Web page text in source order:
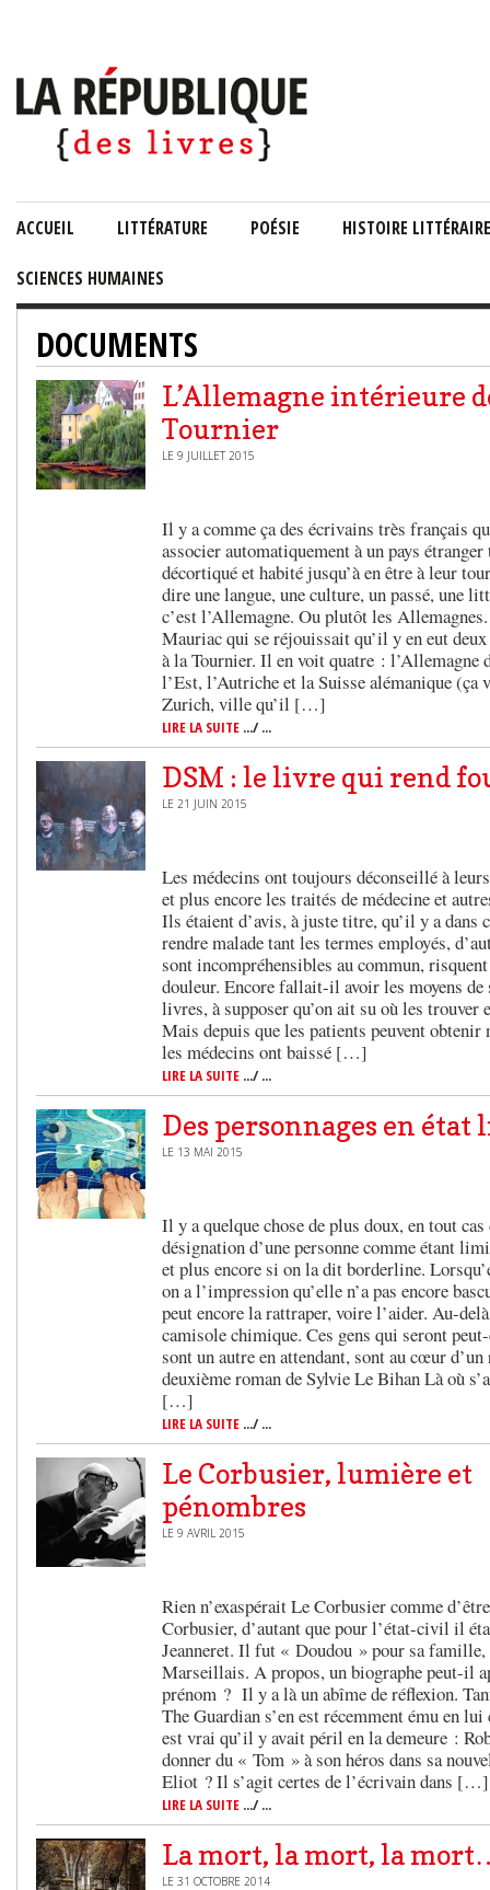
ACCUEIL LITTÉRATURE POÉSIE HISTOIRE LITTÉRAIRE
SCIENCES HUMAINES
DOCUMENTS
L’Allemagne intérieure
Tournier
LE 9 JUILLET 2015
Il y a comme ça des écrivains très français
associer automatiquement à un pays
décortiqué et habité jusqu’à en être à leur
dire une langue, une culture, un passé, une
c’est l’Allemagne. Ou plutôt les
Mauriac qui se réjouissait qu’il y en eut
à la Tournier. Il en voit quatre : l’Allemagne
l’Est, l’Autriche et la Suisse alémanique (ça
Zurich, ville qu’il […]
LIRE LA SUITE .../ ...
DSM : le livre qui rend
LE 21 JUIN 2015
Les médecins ont toujours déconseillé à
et plus encore les traités de médecine et
Ils étaient d’avis, à juste titre, qu’il y a dans
rendre malade tant les termes employés,
sont incompréhensibles au commun,
douleur. Encore fallait-il avoir les moyens de
livres, à supposer qu’on ait su où les trouver
Mais depuis que les patients peuvent
les médecins ont baissé […]
LIRE LA SUITE .../ ...
Des personnages en
LE 13 MAI 2015
Il y a quelque chose de plus doux, en tout
désignation d’une personne comme étant
et plus encore si on la dit borderline.
on a l’impression qu’elle n’a pas encore
peut encore la rattraper, voire l’aider. Au-
camisole chimique. Ces gens qui seront
sont un autre en attendant, sont au cœur d’un
deuxième roman de Sylvie Le Bihan Là où
[…]
LIRE LA SUITE .../ ...
Le Corbusier, lumière et
pénombres
LE 9 AVRIL 2015
Rien n’exaspérait Le Corbusier comme
Corbusier, d’autant que pour l’état-civil il
Jeanneret. Il fut « Doudou » pour sa
Marseillais. A propos, un biographe peut-il
prénom ? Il y a là un abîme de réflexion.
The Guardian s’en est récemment ému en
est vrai qu’il y avait péril en la demeure :
donner du « Tom » à son héros dans sa
Eliot ? Il s’agit certes de l’écrivain dans […]
LIRE LA SUITE .../ ...
La mort, la mort, la
LE 31 OCTOBRE 2014